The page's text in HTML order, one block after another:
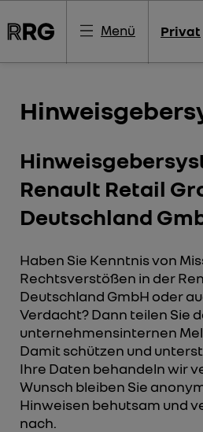
Menü Privat
Renault Retail
Deutschland
Haben Sie Kenntnis von
Rechtsverstößen in der
Deutschland GmbH oder
Verdacht? Dann teilen Sie
unternehmensinternen
Damit schützen und
Ihre Daten behandeln wir
Wunsch bleiben Sie
Hinweisen behutsam und
nach.